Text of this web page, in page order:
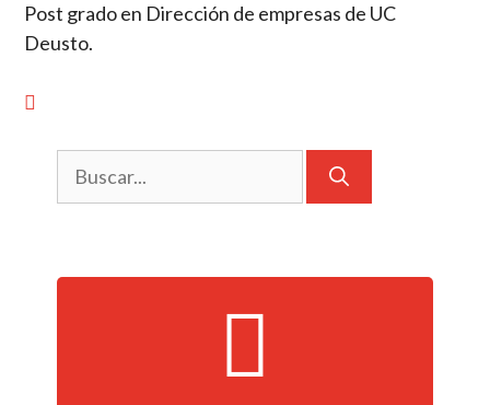
Post grado en Dirección de empresas de UC
Deusto.